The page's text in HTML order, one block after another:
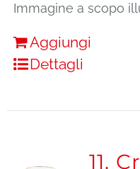
Immagine a scopo
Aggiungi
Dettagli
11.